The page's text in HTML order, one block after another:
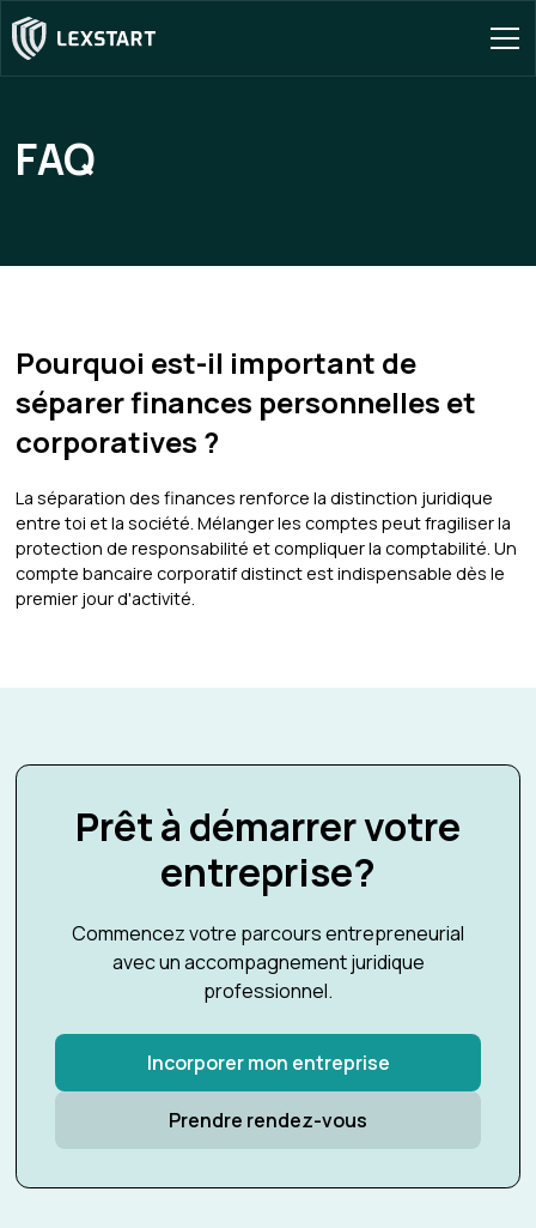
FAQ
Pourquoi est-il important de
séparer finances personnelles et
corporatives ?
La séparation des finances renforce la distinction juridique
entre toi et la société. Mélanger les comptes peut fragiliser la
protection de responsabilité et compliquer la comptabilité. Un
compte bancaire corporatif distinct est indispensable dès le
premier jour d'activité.
Prêt à démarrer votre
entreprise?
Commencez votre parcours entrepreneurial
avec un accompagnement juridique
professionnel.
Incorporer mon entreprise
Prendre rendez-vous